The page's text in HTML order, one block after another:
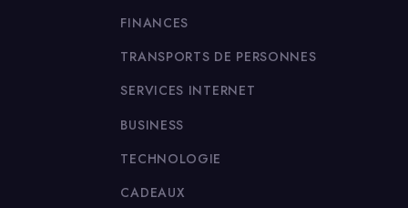
FINANCES
TRANSPORTS DE PERSONNES
SERVICES INTERNET
BUSINESS
TECHNOLOGIE
CADEAUX